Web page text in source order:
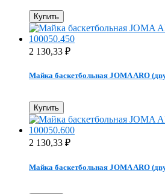
Купить
2 130,33 ₽
Майка баскетбольная JOMA ARO
Купить
2 130,33 ₽
Майка баскетбольная JOMA ARO